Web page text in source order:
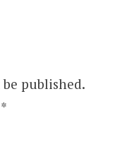
published.
*